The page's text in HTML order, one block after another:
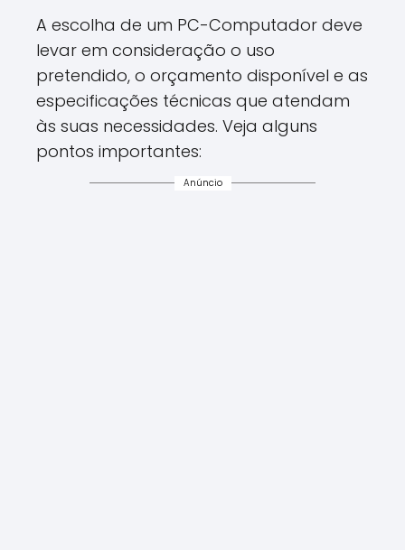
A escolha de um PC-Computador deve
levar em consideração o uso
pretendido, o orçamento disponível e as
especificações técnicas que atendam
às suas necessidades. Veja alguns
pontos importantes:
Anúncio